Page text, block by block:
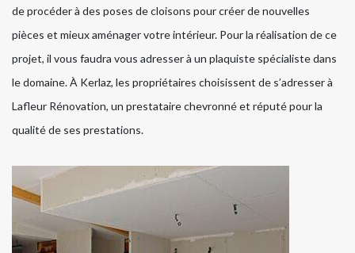
de procéder à des poses de cloisons pour créer de nouvelles
pièces et mieux aménager votre intérieur. Pour la réalisation de ce
projet, il vous faudra vous adresser à un plaquiste spécialiste dans
le domaine. À Kerlaz, les propriétaires choisissent de s’adresser à
Lafleur Rénovation, un prestataire chevronné et réputé pour la
qualité de ses prestations.